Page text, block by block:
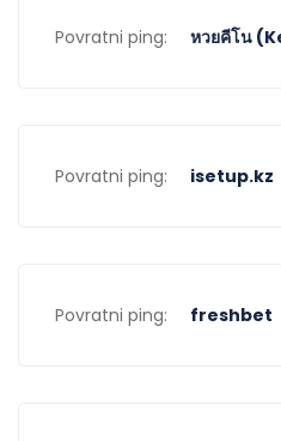
Povratni ping: หวยคีโน
Povratni ping: isetup.kz
Povratni ping: freshbet